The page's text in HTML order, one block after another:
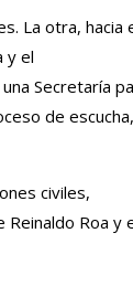
La otra, hacia
y el
Secretaría
de
civiles,
Reinaldo Roa y